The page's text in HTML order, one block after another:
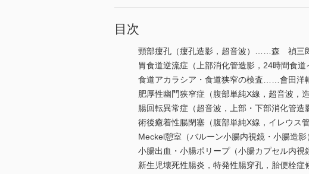
目次
頸部瘻孔（瘻孔造影，超音波）……森 禎三
胃食道逆流症（上部消化管造影，24時間食
食道アカラシア・食道狭窄の検査……會田洋
肥厚性幽門狭窄症（腹部単純X線，超音波
腸回転異常症（超音波，上部・下部消化管
術後癒着性腸閉塞（腹部単純X線，イレウ
Meckel憩室（バルーン小腸内視鏡・小腸
小腸出血・小腸ポリープ（小腸カプセル内
新生児壊死性腸炎，特発性腸穿孔，胎便栓